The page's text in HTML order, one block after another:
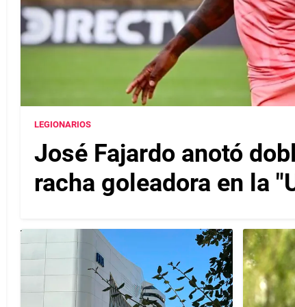
LEGIONARIOS
José Fajardo anotó
racha goleadora en la